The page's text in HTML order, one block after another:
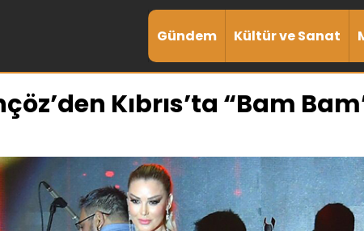
Gündem Kültür ve Sanat
Kıbrıs’ta “Bam